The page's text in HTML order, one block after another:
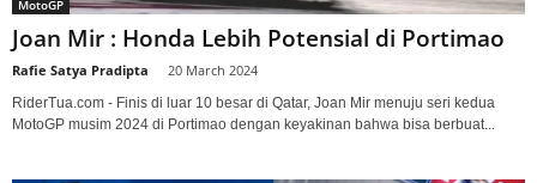
MotoGP
Joan Mir : Honda Lebih Potensial di Portimao
Rafie Satya Pradipta 20 March 2024
RiderTua.com - Finis di luar 10 besar di Qatar, Joan Mir menuju seri kedua
MotoGP musim 2024 di Portimao dengan keyakinan bahwa bisa berbuat...